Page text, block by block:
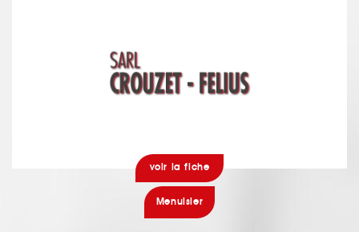
voir la fiche
Menuisier